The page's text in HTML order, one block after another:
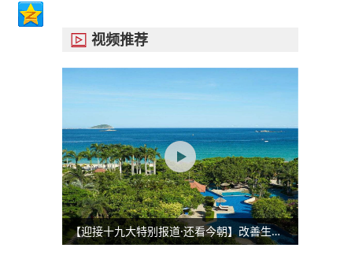
 视频推荐
【迎接十九大特别报道·还看今朝】改善生态环境就是发展生产力